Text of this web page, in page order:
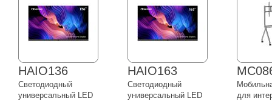
HAIO136
Светодиодный
универсальный LED
HAIO163
Светодиодный
универсальный LED
для